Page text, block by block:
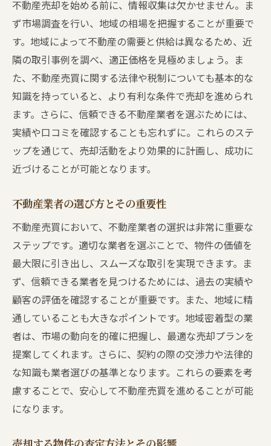
売買契約締結までの重要ステップ
売却後の引き渡し手続きとその注意点
地域特有の不動産市場を理解し売却を有利に進
める方法
地域の不動産市場の動向を把握する
競合物件と比較し戦略を練る
地域の魅力を最大限にアピールする方法
地域の法律や規制を遵守する重要性
地域特有のニーズに応える売却アプローチ
価格交渉で失敗しないためのテクニックと実例
価格交渉の基本を理解する
交渉を有利に進めるための準備
価格交渉時に活用できる心理テクニック
価格交渉の際に避けるべきミス
成功した価格交渉の実例から学ぶ
価格交渉の終了後に確認すべき事項
契約書の確認ポイントを押さえて安全に売却を
進める
契約書の基本構成とその重要性
不動産売却を始める前に、情報収集は欠かせません。ま
ず市場調査を行い、地域の相場を把握することが重要で
す。地域によって不動産の需要と供給は異なるため、近
隣の取引事例を調べ、適正価格を見極めましょう。ま
た、不動産売買に関する法律や税制についても基本的な
知識を持っていると、より有利な条件で売却を進められ
ます。さらに、信頼できる不動産業者を選ぶためには、
実績や口コミを確認することも忘れずに。これらのステ
ップを通じて、売却活動をより効果的に計画し、成功に
近づけることが可能となります。
不動産業者の選び方とその重要性
不動産売買において、不動産業者の選択は非常に重要な
ステップです。適切な業者を選ぶことで、物件の価値を
最大限に引き出し、スムーズな取引を実現できます。ま
ず、信頼できる業者を見つけるためには、過去の実績や
顧客の評価を確認することが重要です。また、地域に精
通していることも大きなポイントです。地域密着型の業
者は、市場の動向を的確に把握し、最適な売却プランを
提案してくれます。さらに、契約の際の交渉力や法律的
な知識も業者選びの基準となります。これらの要素を考
慮することで、安心して不動産売買を進めることが可能
になります。